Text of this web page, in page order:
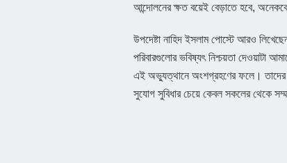
আন্দোলনের ক্ষত বয়েই বেড়াতে হবে, অনেককে
উপদেষ্টা নাহিদ ইসলাম পোস্টে আরও
পরিবারগুলোর ভবিষ্যৎ নিশ্চয়তা দেওয়াটা
এই অভ্যুত্থানে অংশগ্রহণের ফলে।
সুযোগ সুবিধার চেয়ে কেবল সকলের থেকে